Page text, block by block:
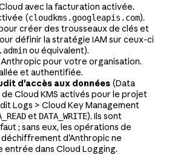
avec la facturation activée.
(cloudkms.googleapis.com).
créer des trousseaux de clés et
définir la stratégie IAM sur ceux-ci
ou équivalent).
Anthropic pour votre organisation.
et authentifiée.
d'accès aux données (Data
Cloud KMS activés pour le projet
Logs > Cloud Key Management
et DATA_WRITE). Ils sont
; sans eux, les opérations de
d'Anthropic ne
entrée dans Cloud Logging.